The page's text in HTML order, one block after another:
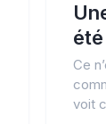
Ce
voit